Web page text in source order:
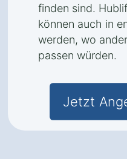
finden sind.
können auch in
werden, wo
passen würden.
Jetzt